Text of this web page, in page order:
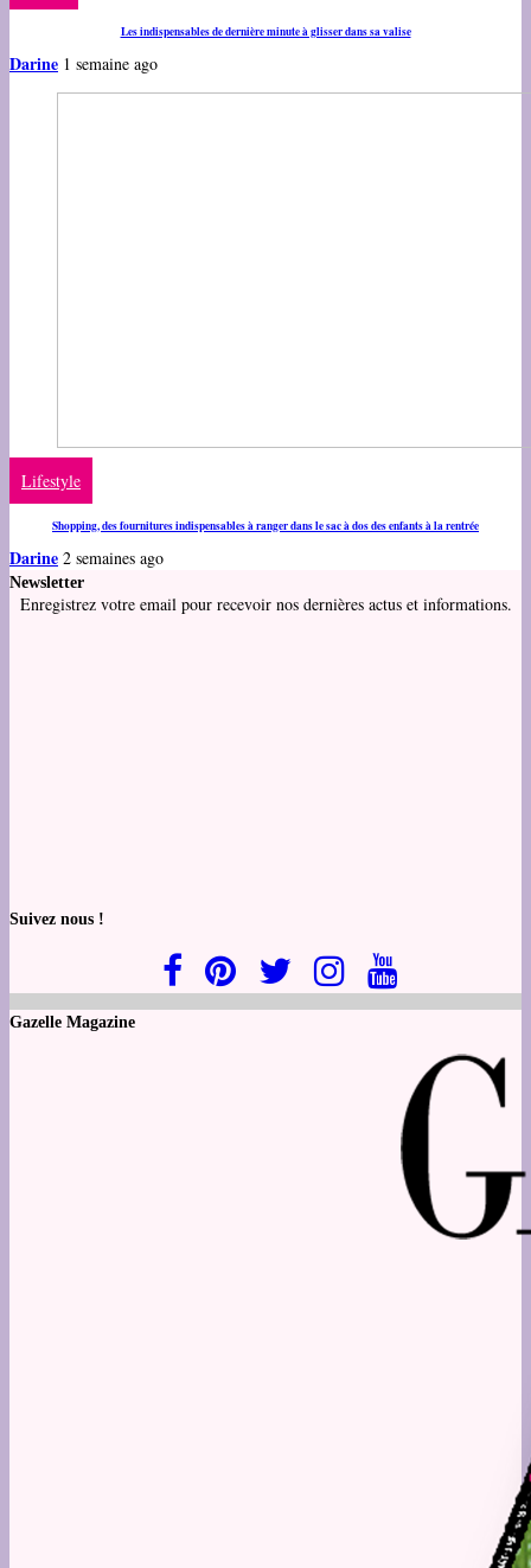
Les indispensables de dernière minute à glisser dans sa valise
Darine 1 semaine ago
Lifestyle
Shopping, des fournitures indispensables à ranger dans le sac à dos des enfants à la rentrée
Darine 2 semaines ago
Newsletter
Enregistrez votre email pour recevoir nos dernières actus et informations.
Suivez nous !
Gazelle Magazine